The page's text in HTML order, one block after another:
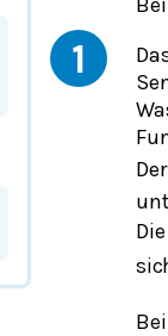
1